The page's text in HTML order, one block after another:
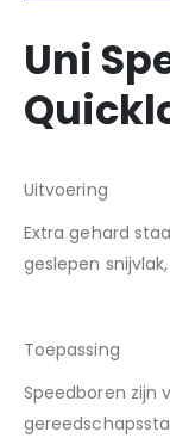
Uni
Uitvoering
Extra gehard
geslepen
Toepassing
Speedboren zijn